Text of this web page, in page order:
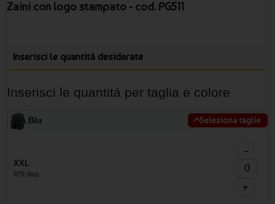
Zaini con logo stampato - cod. PG511
Inserisci le quantità desiderate
Inserisci le quantità per taglia e colore
Blu Seleziona taglie
XXL
879 disp.
−
+